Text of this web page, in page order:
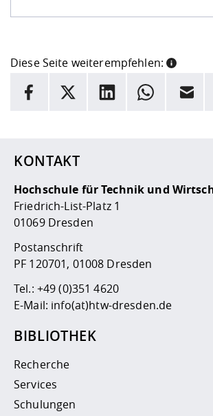
Diese Seite weiterempfehlen:
INFORMATION
Hier stehen weitere Informationen
Facebook
X LinkedInWhatsappE-Mail
KONTAKT
Hochschule für Technik und
Friedrich-List-Platz 1
01069 Dresden
Postanschrift
PF 120701, 01008 Dresden
Tel.: +49 (0)351 4620
E-Mail: info(at)htw-dresden.de
BIBLIOTHEK
Recherche
Services
Schulungen